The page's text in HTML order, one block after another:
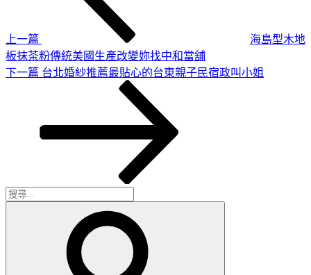
上一篇
海島型木地
板抹茶粉傳統美國生產改變妳找中和當舖
下
下一篇 台北婚紗推薦最貼心的台東親子民宿政叫小姐
搜